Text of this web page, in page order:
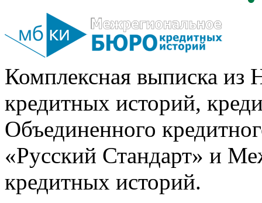
Комплексная выписка из
кредитных историй,
Объединенного
«Русский Стандарт» и
кредитных историй.